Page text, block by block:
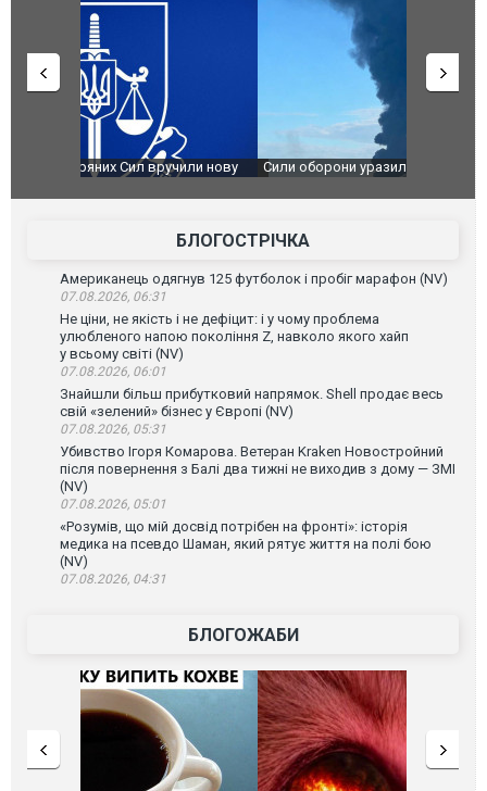
Сили оборони уразили Ярославський НПЗ:
атаку. ВІДЕО
Неймар
БЛОГОСТРІЧКА
Американець одягнув 125 футболок і пробіг марафон (NV)
07.08.2026, 06:31
Не ціни, не якість і не дефіцит: і у чому проблема
улюбленого напою покоління Z, навколо якого хайп
у всьому світі (NV)
07.08.2026, 06:01
Знайшли більш прибутковий напрямок. Shell продає весь
свій «зелений» бізнес у Європі (NV)
07.08.2026, 05:31
Убивство Ігоря Комарова. Ветеран Kraken Новостройний
після повернення з Балі два тижні не виходив з дому — ЗМІ
(NV)
07.08.2026, 05:01
«Розумів, що мій досвід потрібен на фронті»: історія
медика на псевдо Шаман, який рятує життя на полі бою
(NV)
07.08.2026, 04:31
БЛОГОЖАБИ